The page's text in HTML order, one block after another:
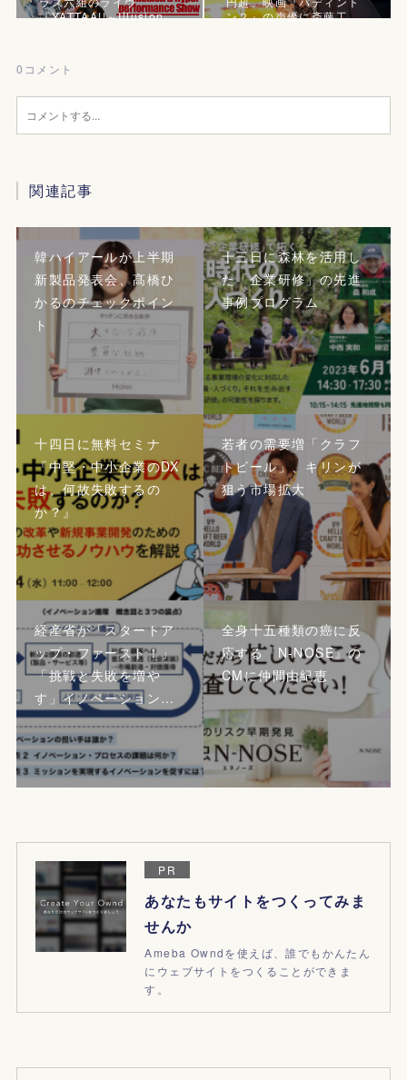
『YATTAA!!～Illusion …
ン２』の声優に斎藤工
0 コメント
関連記事
韓ハイアールが上半期
新製品発表会、髙橋ひ
かるのチェックポイン
ト
十三日に森林を活用し
た「企業研修」の先進
事例プログラム
十四日に無料セミナ
『中堅・中小企業のDX
は、何故失敗するの
か？』
若者の需要増「クラフ
トビール」、キリンが
狙う市場拡大
経産省が「スタートア
ップ・ファースト！」
「挑戦と失敗を増や
す」イノベーション…
全身十五種類の癌に反
応する『N-NOSE』の
CMに仲間由紀恵
PR
あなたもサイトをつくってみま
せんか
Ameba Owndを使えば、誰でもかんたん
にウェブサイトをつくることができま
す。